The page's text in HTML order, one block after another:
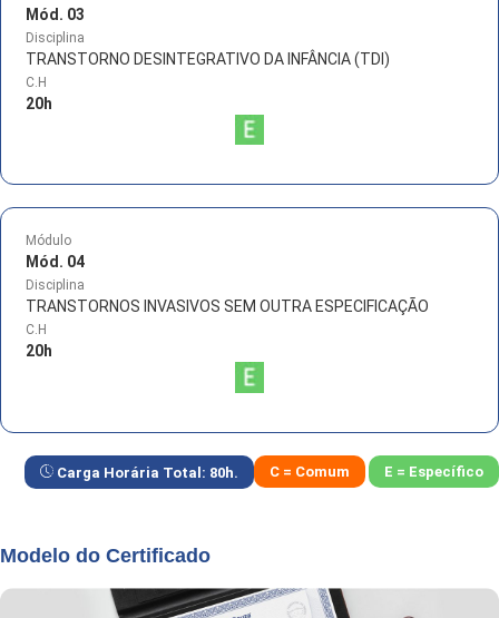
Mód. 03
Disciplina
TRANSTORNO DESINTEGRATIVO DA INFÂNCIA (TDI)
C.H
20h
Módulo
Mód. 04
Disciplina
TRANSTORNOS INVASIVOS SEM OUTRA ESPECIFICAÇÃO
C.H
20h
Carga Horária Total: 80h. C = Comum E = Específico
Modelo do Certificado